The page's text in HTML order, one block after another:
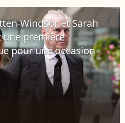
Windsor et Sarah
une première
pour une occasion